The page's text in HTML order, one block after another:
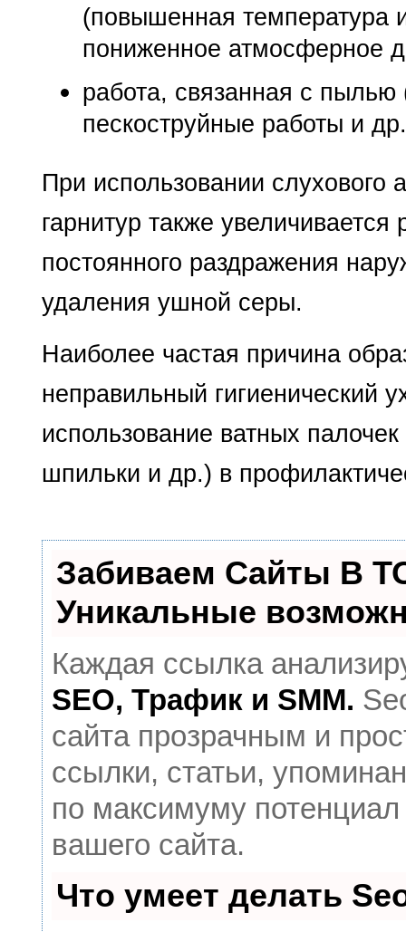
(повышенная температура
пониженное атмосферное
работа, связанная с
пескоструйные работы и
При использовании
гарнитур также
постоянного раздражения
удаления ушной серы.
Наиболее частая причина
неправильный гигиенический
использование ватных
шпильки и др.) в
Забиваем Сайты В
Уникальные
Каждая ссылка
SEO, Трафик и SMM.
сайта прозрачным и
ссылки, статьи,
по максимуму
вашего сайта.
Что умеет делать